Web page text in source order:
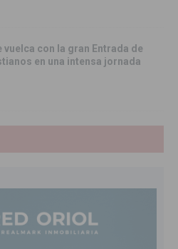
vuelca con la gran Entrada de
en una intensa jornada